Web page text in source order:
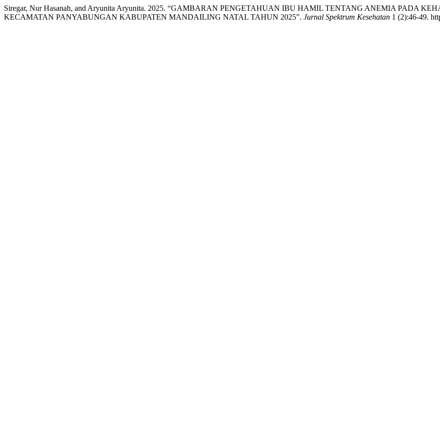
Siregar, Nur Hasanah, and Aryunita Aryunita. 2025. “GAMBARAN PENGETAHUAN IBU HAMIL TENTANG ANEMIA PADA
KECAMATAN PANYABUNGAN KABUPATEN MANDAILING NATAL TAHUN 2025”. Jurnal Spektrum Kesehatan 1 (2):46-49.